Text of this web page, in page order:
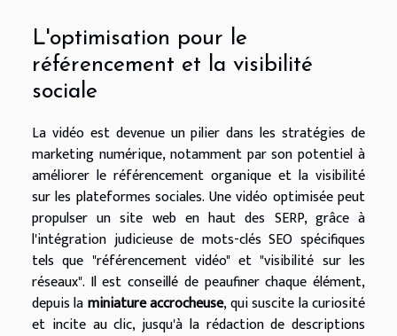
L'optimisation pour le
référencement et la visibilité
sociale
La vidéo est devenue un pilier dans les stratégies de
marketing numérique, notamment par son potentiel à
améliorer le référencement organique et la visibilité
sur les plateformes sociales. Une vidéo optimisée peut
propulser un site web en haut des SERP, grâce à
l'intégration judicieuse de mots-clés SEO spécifiques
tels que "référencement vidéo" et "visibilité sur les
réseaux". Il est conseillé de peaufiner chaque élément,
depuis laminiature accrocheuse, qui suscite la curiosité
et incite au clic, jusqu'à la rédaction de descriptions